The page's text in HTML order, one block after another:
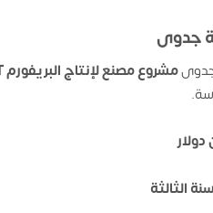
جدوى
جدوىمشروع مصنع لإنتاج البريفورم PET
الثالثة